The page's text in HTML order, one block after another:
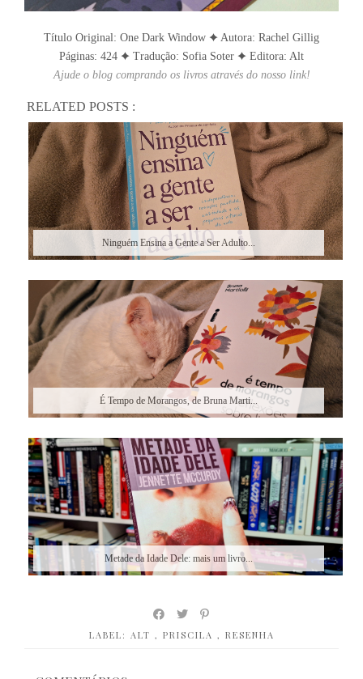
Título Original: One Dark Window ✦ Autora: Rachel Gillig
Páginas: 424 ✦ Tradução: Sofia Soter ✦ Editora: Alt
Ajude o blog comprando os livros através do nosso link!
RELATED POSTS :
Ninguém Ensina a Gente a Ser Adulto...
É Tempo de Morangos, de Bruna Marti...
Metade da Idade Dele: mais um livro...
LABEL: ALT , PRISCILA , RESENHA